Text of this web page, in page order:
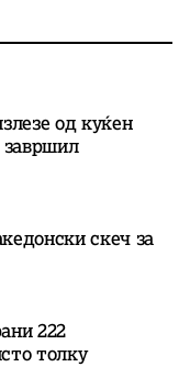
од куќен
завршил
скеч за
222
толку